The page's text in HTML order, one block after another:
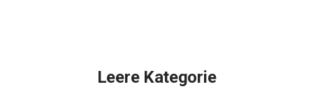
Leere Kategorie